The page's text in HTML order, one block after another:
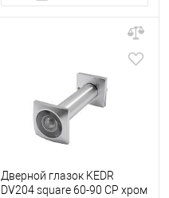
Дверной глазок KEDR
DV204 square 60-90 СP хром